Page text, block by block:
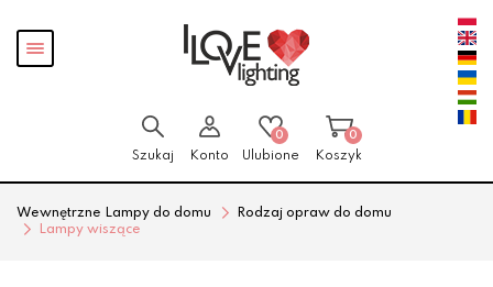
Pokaż
menu
Szukaj Konto
0
Ulubione
0
Koszyk
Wewnętrzne Lampy do domu
Rodzaj opraw do domu
Lampy wiszące